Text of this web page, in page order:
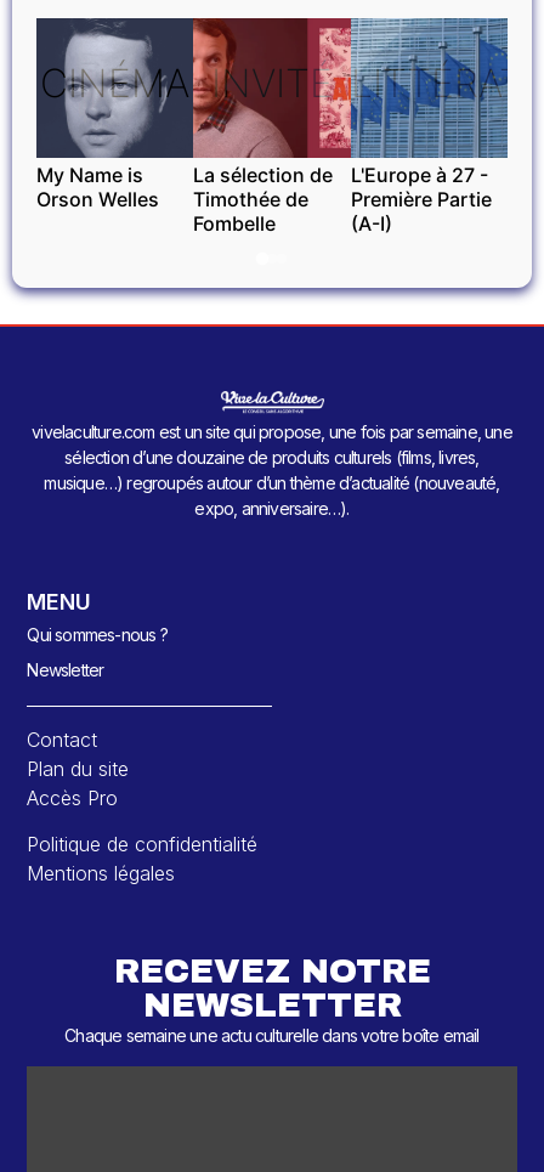
CINÉMA
My Name is
Orson Welles
INVITÉ
La sélection de
Timothée de
Fombelle
L'Europe à 27 -
Première Partie
(A-I)
vivelaculture.com est un site qui propose, une fois par semaine, une
sélection d’une douzaine de produits culturels (films, livres,
musique…) regroupés autour d’un thème d’actualité (nouveauté,
expo, anniversaire…).
MENU
Qui sommes-nous ?
Newsletter
Contact
Plan du site
Accès Pro
Politique de confidentialité
Mentions légales
RECEVEZ NOTRE
NEWSLETTER
Chaque semaine une actu culturelle dans votre boîte email